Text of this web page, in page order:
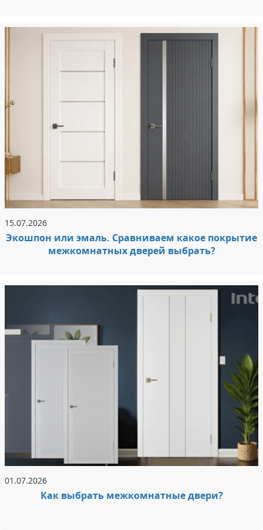
15.07.2026
Экошпон или эмаль. Сравниваем какое покрытие
межкомнатных дверей выбрать?
01.07.2026
Как выбрать межкомнатные двери?